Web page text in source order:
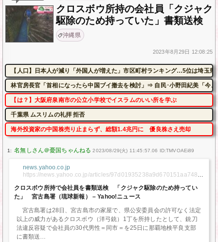
クロスボウ所持の会社員「クジャク
駆除のため持っていた」書類送検
沖縄県
2023年8月29日 12:08:25
【人口】日本人が減り「外国人が増えた」市区町村ランキング…5位は埼玉
林官房長官「首相になったら中国ブイ撤去を検討」⇒ 自民･小野田紀美「今
【は？】大阪府泉南市の公立小学校でイスラムのいい所を学ぶ
千葉県 ムスリムの礼拝 拒否
海外投資家の中国株売り止まらず、総額1.4兆円に 優良株さえ売却
1: 2023/08/29(火) 11:45:57.06 ID:TMVOAEi89
news.yahoo.co.jp
https://news.yahoo.co.jp/articles/97d01935238a9d670151aa7487f
クロスボウ所持で会社員を書類送検 「クジャク駆除のため持ってい
た」 宮古島署（琉球新報） – Yahoo!ニュース
宮古島署は28日、宮古島市の家屋で、県公安委員会の許可なく法定
以上の威力があるクロスボウ（洋弓銃）1丁を所持したとして、銃刀
法違反容疑で会社員の30代男性＝同市＝を25日に那覇地検平良支部
に書類送